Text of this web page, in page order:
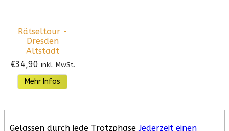
Rätseltour -
Dresden
Altstadt
€34,90 inkl. MwSt.
Mehr Infos
Gelassen durch jede TrotzphaseJederzeit einen